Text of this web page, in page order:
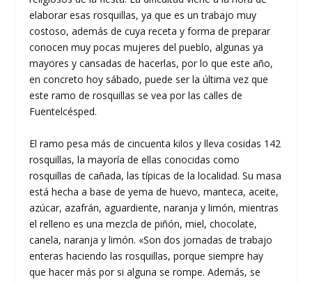
elaborar esas rosquillas, ya que es un trabajo muy
costoso, además de cuya receta y forma de preparar
conocen muy pocas mujeres del pueblo, algunas ya
mayores y cansadas de hacerlas, por lo que este año,
en concreto hoy sábado, puede ser la última vez que
este ramo de rosquillas se vea por las calles de
Fuentelcésped.
El ramo pesa más de cincuenta kilos y lleva cosidas 142
rosquillas, la mayoría de ellas conocidas como
rosquillas de cañada, las típicas de la localidad. Su masa
está hecha a base de yema de huevo, manteca, aceite,
azúcar, azafrán, aguardiente, naranja y limón, mientras
el relleno es una mezcla de piñón, miel, chocolate,
canela, naranja y limón. «Son dos jornadas de trabajo
enteras haciendo las rosquillas, porque siempre hay
que hacer más por si alguna se rompe. Además, se